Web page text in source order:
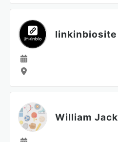
linkinbiosite
William Jack